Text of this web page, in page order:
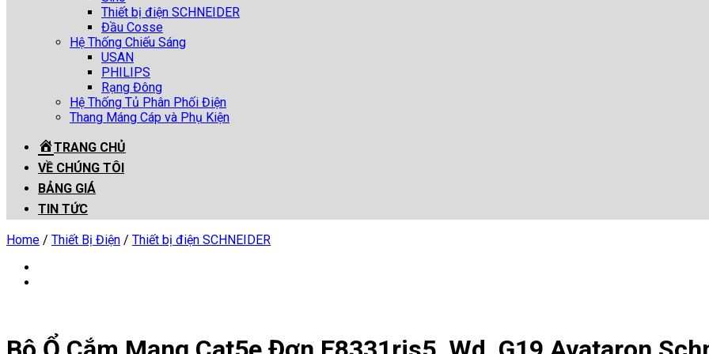
Thiết bị điện SCHNEIDER
Đầu Cosse
Hệ Thống Chiếu Sáng
USAN
PHILIPS
Rạng Đông
Hệ Thống Tủ Phân Phối Điện
Thang Máng Cáp và Phụ Kiện
TRANG CHỦ
VỀ CHÚNG TÔI
BẢNG GIÁ
TIN TỨC
Home / Thiết Bị Điện / Thiết bị điện SCHNEIDER